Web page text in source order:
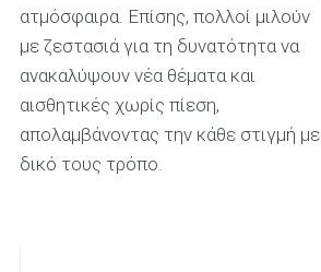
ατμόσφαιρα. Επίσης, πολλοί μιλούν
με ζεστασιά για τη δυνατότητα να
ανακαλύψουν νέα θέματα και
αισθητικές χωρίς πίεση,
απολαμβάνοντας την κάθε στιγμή με
δικό τους τρόπο.